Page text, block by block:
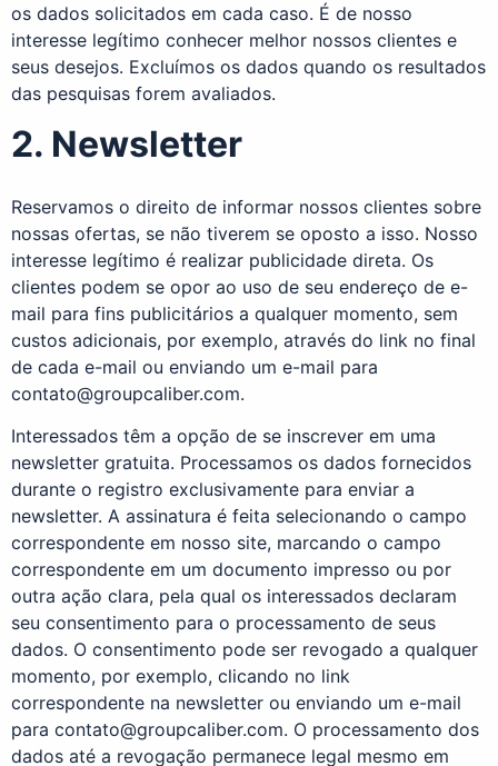
os dados solicitados em cada caso. É de nosso
interesse legítimo conhecer melhor nossos clientes e
seus desejos. Excluímos os dados quando os resultados
das pesquisas forem avaliados.
2. Newsletter
Reservamos o direito de informar nossos clientes sobre
nossas ofertas, se não tiverem se oposto a isso. Nosso
interesse legítimo é realizar publicidade direta. Os
clientes podem se opor ao uso de seu endereço de e-
mail para fins publicitários a qualquer momento, sem
custos adicionais, por exemplo, através do link no final
de cada e-mail ou enviando um e-mail para
contato@groupcaliber.com.
Interessados têm a opção de se inscrever em uma
newsletter gratuita. Processamos os dados fornecidos
durante o registro exclusivamente para enviar a
newsletter. A assinatura é feita selecionando o campo
correspondente em nosso site, marcando o campo
correspondente em um documento impresso ou por
outra ação clara, pela qual os interessados declaram
seu consentimento para o processamento de seus
dados. O consentimento pode ser revogado a qualquer
momento, por exemplo, clicando no link
correspondente na newsletter ou enviando um e-mail
para contato@groupcaliber.com. O processamento dos
dados até a revogação permanece legal mesmo em